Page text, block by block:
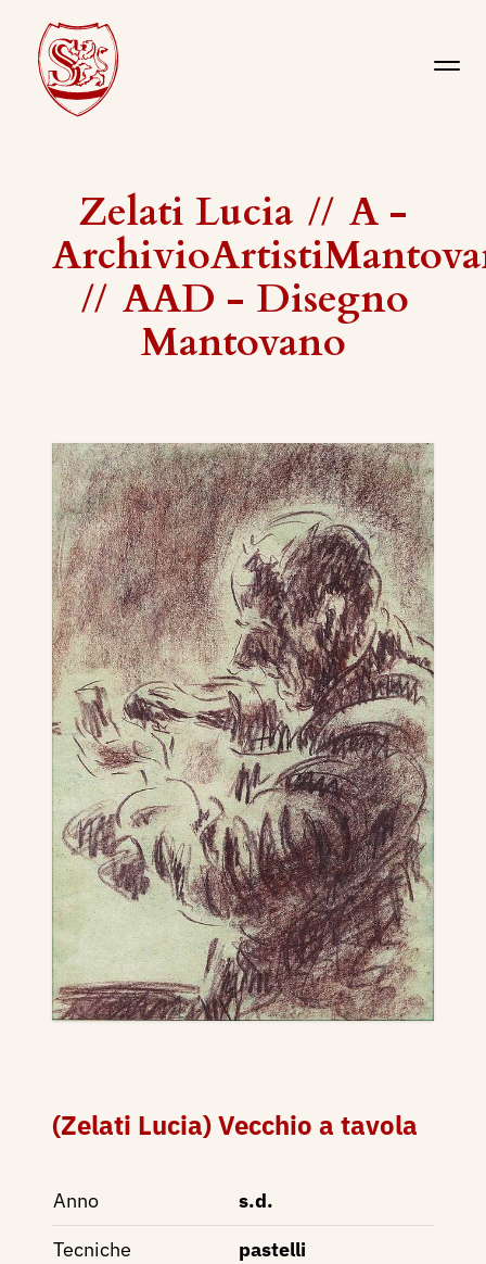
Zelati Lucia // A -
// AAD - Disegno
Mantovano
(Zelati Lucia) Vecchio a tavola
Anno
s.d.
Tecniche
pastelli